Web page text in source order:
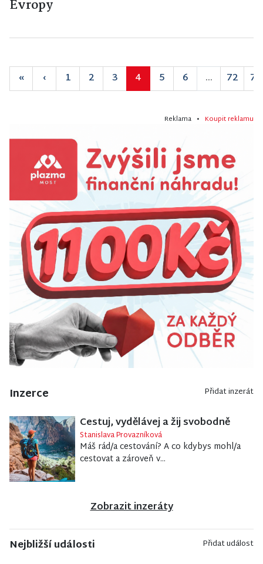
Evropy
« ‹ 1 2 3 4 5 6 ... 72 73
Reklama • Koupit reklamu
Inzerce Přidat inzerát
Cestuj, vydělávej a žij svobodně
Stanislava Provazníková
Máš rád/a cestování? A co kdybys mohl/a
cestovat a zároveň v...
Zobrazit inzeráty
Nejbližší události Přidat událost